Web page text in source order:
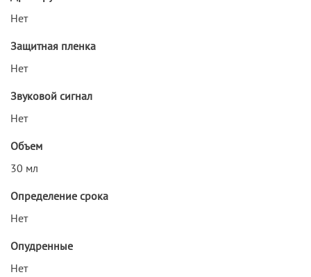
Нет
Защитная пленка
Нет
Звуковой сигнал
Нет
Объем
30 мл
Определение срока
Нет
Опудренные
Нет